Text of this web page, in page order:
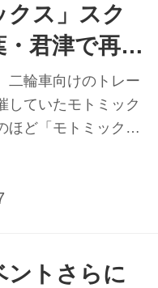
クス」スク
君津で再始
チャーオー
クール開催
二輪車向けのトレー
していたモトミック
ほど「モトミック
。アドベンチャー
に特化した『ファン
ントさらに